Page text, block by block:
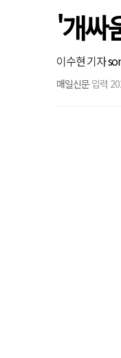
'개싸
이수현 기자
매일신문 입력